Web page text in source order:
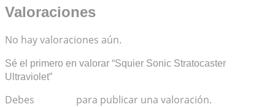
Valoraciones
No hay valoraciones aún.
Sé el primero en valorar “Squier Sonic Stratocaster
Ultraviolet”
Debes para publicar una valoración.